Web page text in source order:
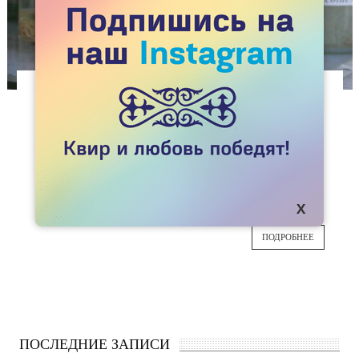
ВРАЧИ И ГЕЛЬМИНТЫ
11
Причина "гомосексуализма" - в паразитах, а
ПОДРОБНЕЕ
ПОСЛЕДНИЕ ЗАПИСИ